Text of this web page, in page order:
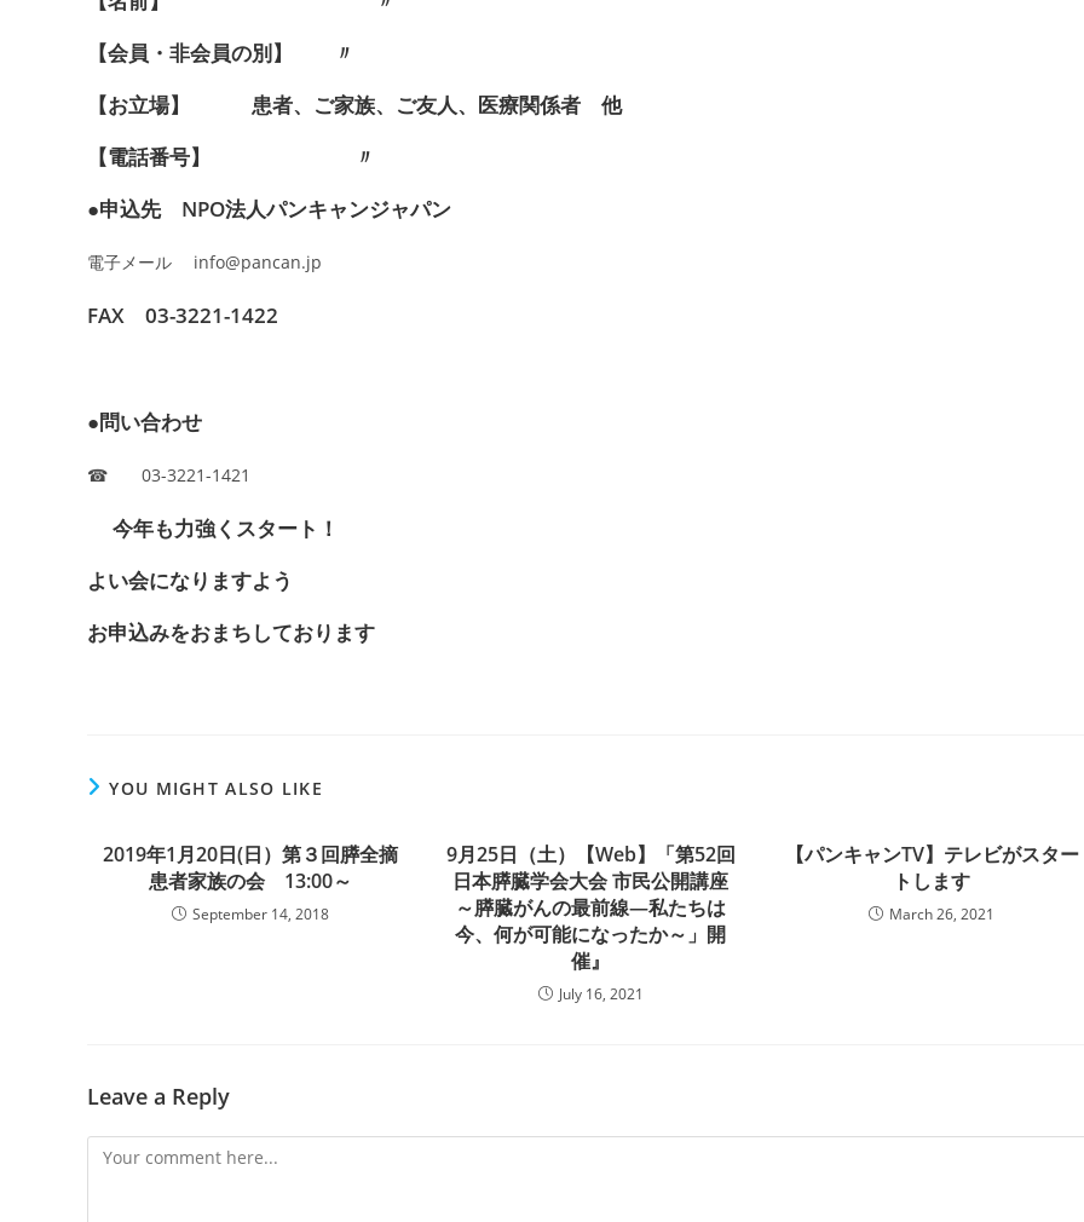
【会員・非会員の別】 〃
【お立場】 患者、ご家族、ご友人、医療関係者 他
【電話番号】 〃
●申込先 NPO法人パンキャンジャパン
電子メール info@pancan.jp
FAX 03-3221-1422
●問い合わせ
☎ 03-3221-1421
今年も力強くスタート！
よい会になりますよう
お申込みをおまちしております
YOU MIGHT ALSO LIKE
2019年1月20日(日）第３回膵全摘
患者家族の会 13:00～
September 14, 2018
9月25日（土）【Web】「第52回
日本膵臓学会大会 市民公開講座
～膵臓がんの最前線―私たちは
今、何が可能になったか～」開
催』
July 16, 2021
【パンキャンTV】テレビがスター
トします
March 26, 2021
Leave a Reply
Comment